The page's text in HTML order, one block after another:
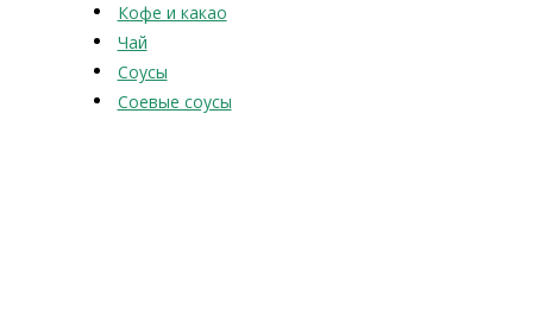
Кофе и какао
Чай
Соусы
Соевые соусы